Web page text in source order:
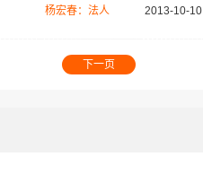
杨宏春：法人 2013-10-10
下一页